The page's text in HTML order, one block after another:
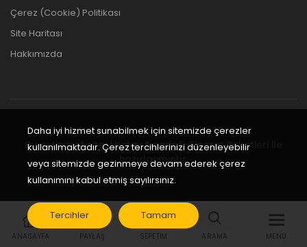
Çerez (Cookie) Politikası
Site Haritası
Hakkımızda
Bu e-ticaret sitesiKolay Sipariş E-Ticaret Paketleri
hazırlanmıştır.
ANASAYFA PAYLAŞ SEPETIM ARAMA MENÜ
Daha iyi hizmet sunabilmek için sitemizde çerezler
kullanılmaktadır. Çerez tercihlerinizi düzenleyebilir
veya sitemizde gezinmeye devam ederek çerez
kullanımını kabul etmiş sayılırsınız.
Tercihler Tamam